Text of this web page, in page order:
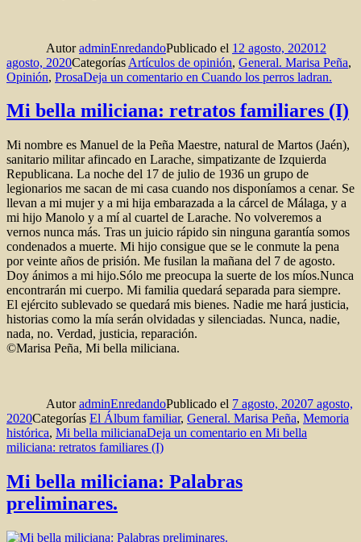
AutoradminEnredandoPublicado el 12 agosto, 202012
agosto, 2020Categorías Artí­culos de opinión, General. Marisa Peña,
Opinión, ProsaDeja un comentario en Cuando los perros ladran.
Mi bella miliciana: retratos familiares (I)
Mi nombre es Manuel de la Peña Maestre, natural de Martos (Jaén),
sanitario militar afincado en Larache, simpatizante de Izquierda
Republicana. La noche del 17 de julio de 1936 un grupo de
legionarios me sacan de mi casa cuando nos disponíamos a cenar. Se
llevan a mi mujer y a mi hija embarazada a la cárcel de Málaga, y a
mi hijo Manolo y a mí al cuartel de Larache. No volveremos a
vernos nunca más. Tras un juicio rápido sin ninguna garantía somos
condenados a muerte. Mi hijo consigue que se le conmute la pena
por veinte años de prisión. Me fusilan la mañana del 7 de agosto.
Doy ánimos a mi hijo.Sólo me preocupa la suerte de los míos.Nunca
encontrarán mi cuerpo. Mi familia quedará separada para siempre.
El ejército sublevado se quedará mis bienes. Nadie me hará justicia,
historias como la mía serán olvidadas y silenciadas. Nunca, nadie,
nada, no. Verdad, justicia, reparación.
©Marisa Peña, Mi bella miliciana.
AutoradminEnredandoPublicado el 7 agosto, 20207 agosto,
2020Categorías El Álbum familiar, General. Marisa Peña, Memoria
histórica, Mi bella milicianaDeja un comentario en Mi bella
miliciana: retratos familiares (I)
Mi bella miliciana: Palabras
preliminares.